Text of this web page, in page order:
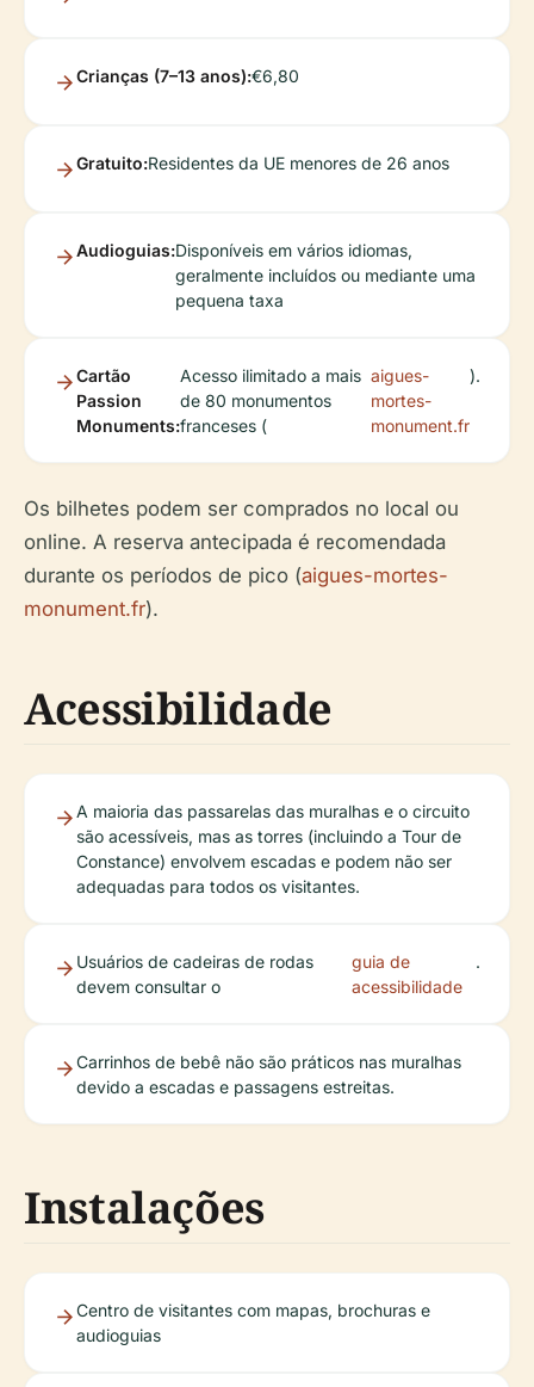
Crianças (7–13 anos):€6,80
Gratuito:Residentes da UE menores de 26 anos
Audioguias:Disponíveis em vários idiomas,
geralmente incluídos ou mediante uma
pequena taxa
Cartão
Passion
Monuments:
Acesso ilimitado a mais
de 80 monumentos
franceses (
aigues-
mortes-
monument.fr
).
Os bilhetes podem ser comprados no local ou
online. A reserva antecipada é recomendada
durante os períodos de pico (aigues-mortes-
monument.fr).
Acessibilidade
A maioria das passarelas das muralhas e o circuito
são acessíveis, mas as torres (incluindo a Tour de
Constance) envolvem escadas e podem não ser
adequadas para todos os visitantes.
Usuários de cadeiras de rodas
devem consultar o
guia de
acessibilidade
.
Carrinhos de bebê não são práticos nas muralhas
devido a escadas e passagens estreitas.
Instalações
Centro de visitantes com mapas, brochuras e
audioguias